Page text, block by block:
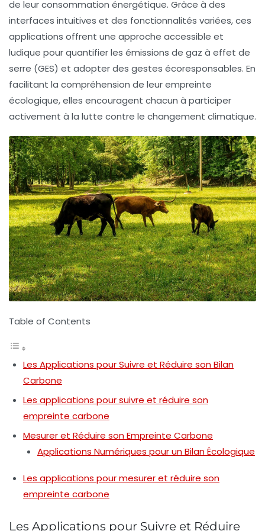
de leur consommation énergétique. Grâce à des
interfaces intuitives et des fonctionnalités variées, ces
applications offrent une approche accessible et
ludique pour quantifier les émissions de gaz à effet de
serre (GES) et adopter des gestes écoresponsables. En
facilitant la compréhension de leur empreinte
écologique, elles encouragent chacun à participer
activement à la lutte contre le changement climatique.
Table of Contents
Les Applications pour Suivre et Réduire son Bilan
Carbone
Les applications pour suivre et réduire son
empreinte carbone
Mesurer et Réduire son Empreinte Carbone
Applications Numériques pour un Bilan Écologique
Les applications pour mesurer et réduire son
empreinte carbone
Les Applications pour Suivre et Réduire